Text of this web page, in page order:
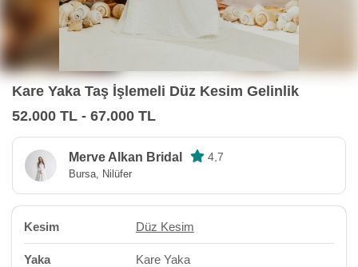
Kare Yaka Taş İşlemeli Düz Kesim Gelinlik
52.000 TL - 67.000 TL
Merve Alkan Bridal 4,7
Bursa, Nilüfer
Kesim Düz Kesim
Yaka Kare Yaka